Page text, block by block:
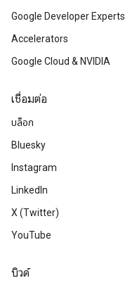
Google Developer Experts
Accelerators
Google Cloud & NVIDIA
เชื่อมต่อ
บล็อก
Bluesky
Instagram
LinkedIn
X (Twitter)
YouTube
บิวด์